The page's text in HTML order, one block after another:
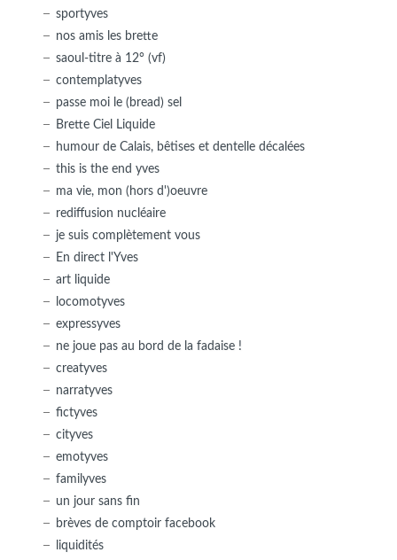
sportyves
nos amis les brette
saoul-titre à 12° (vf)
contemplatyves
passe moi le (bread) sel
Brette Ciel Liquide
humour de Calais, bêtises et dentelle décalées
this is the end yves
ma vie, mon (hors d')oeuvre
rediffusion nucléaire
je suis complètement vous
En direct l'Yves
art liquide
locomotyves
expressyves
ne joue pas au bord de la fadaise !
creatyves
narratyves
fictyves
cityves
emotyves
familyves
un jour sans fin
brèves de comptoir facebook
liquidités